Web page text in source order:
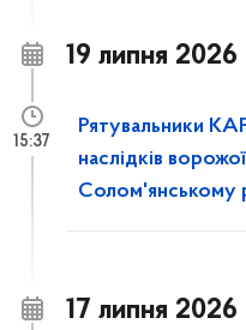
19 липня 2026
Рятувальники
наслідків
Солом'янському
15:37
17 липня 2026